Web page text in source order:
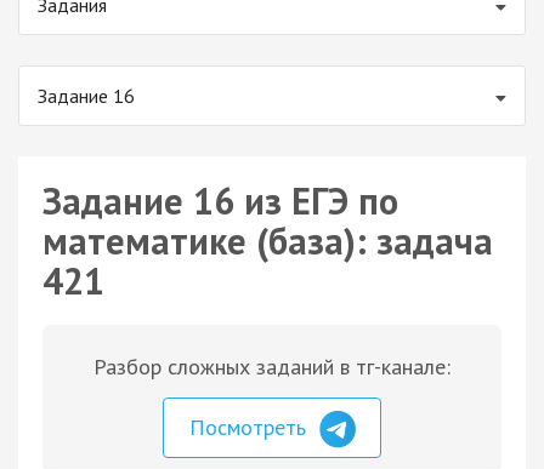
Задания
Задание 16
Задание 16 из ЕГЭ по
математике (база): задача
421
Разбор сложных заданий в тг-канале:
Посмотреть